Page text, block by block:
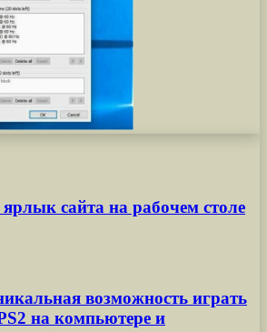
сайта на рабочем столе
возможность играть
на компьютере и